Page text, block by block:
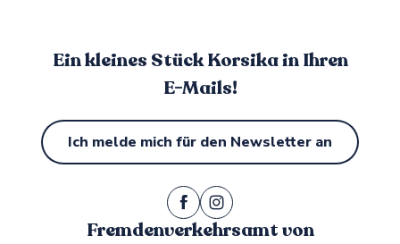
Ein kleines Stück Korsika in Ihren
E-Mails!
Ich melde mich für den Newsletter an
Fremdenverkehrsamt von